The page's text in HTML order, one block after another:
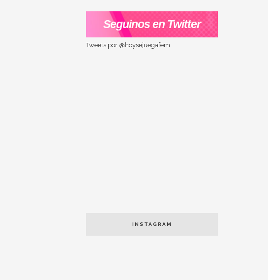
Seguinos en Twitter
Tweets por @hoysejuegafem
INSTAGRAM